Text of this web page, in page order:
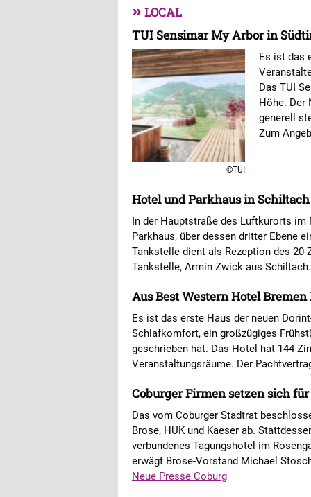
» LOCAL
TUI Sensimar My Arbor in
©TUI
Es ist das
Das TUI
Höhe. Der
generell
Zum
Hotel und Parkhaus in
In der Hauptstraße des Luftkurorts
Parkhaus, über dessen dritter Ebene
Tankstelle dient als Rezeption des
Tankstelle, Armin Zwick aus
Aus Best Western Hotel
Es ist das erste Haus der neuen
Schlafkomfort, ein großzügiges
geschrieben hat. Das Hotel hat 144
Veranstaltungsräume. Der
Coburger Firmen setzen sich
Das vom Coburger Stadtrat
Brose, HUK und Kaeser ab.
verbundenes Tagungshotel im
erwägt Brose-Vorstand Michael
Neue Presse Coburg